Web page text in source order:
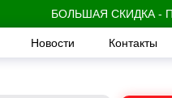
БОЛЬШАЯ СКИДКА -
Новости Контакты